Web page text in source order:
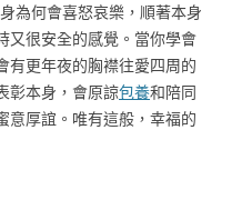
為何會喜怒哀樂，順著本身
又很安全的感覺。當你學會
有更年夜的胸襟往愛四周的
彰本身，會原諒包養和陪同
意厚誼。唯有這般，幸福的